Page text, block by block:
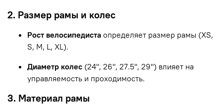
2. Размер рамы и колес
Рост велосипедиста определяет размер рамы (XS,
S, M, L, XL).
Диаметр колес (24", 26", 27.5", 29") влияет на
управляемость и проходимость.
3. Материал рамы